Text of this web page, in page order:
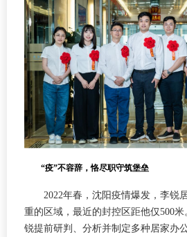
“疫”不容辞，恪尽职守筑堡垒
2022年春，沈阳疫情爆发，李锐
重的区域，最近的封控区距他仅500
锐提前研判、分析并制定多种居家办